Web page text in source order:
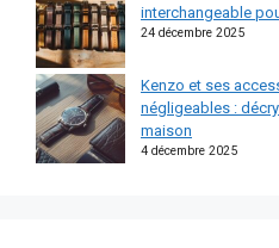
interchangeable
24 décembre 2025
Kenzo et ses
négligeables :
maison
4 décembre 2025